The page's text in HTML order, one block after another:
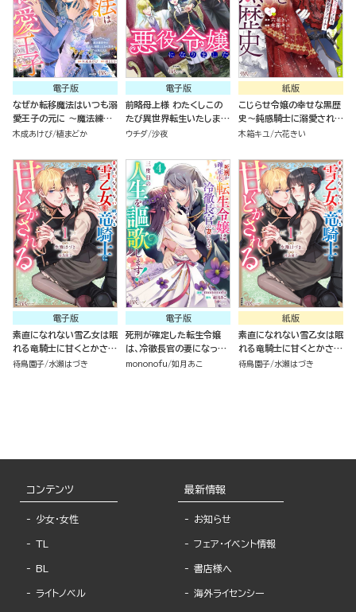
電子版
なぜか転移魔法はいつも溺
愛王子の元に ～魔法練習
中の皇女は、初恋こじらせ
ク版 （2）
木成あけび 植まどか
電子版
前略母上様 わたくしこの
たび異世界転生いたしまし
て、悪役令嬢になりました
ウチダ 沙夜
紙版
こじらせ令嬢の幸せな黒歴
史～鈍感騎士に溺愛される
ための秘密のアプローチ～
木箱キユ 六花きい
電子版
素直になれない雪乙女は眠
れる竜騎士に甘くとかされ
る コミック版 （1）
待鳥園子 水瀬はづき
電子版
死刑が確定した転生令嬢
は、冷徹長官の妻になって
三度目の人生を謳歌しま
mononofu 如月あこ
紙版
素直になれない雪乙女は眠
れる竜騎士に甘くとかされ
る（１）
待鳥園子 水瀬はづき
コンテンツ
少女・女性
TL
BL
ライトノベル
最新情報
お知らせ
フェア・イベント情報
書店様へ
海外ライセンシー